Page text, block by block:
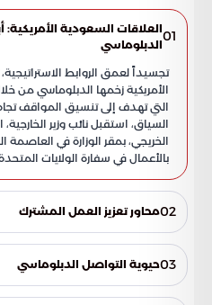
01العلاقات السعودية الأمريكية:
الدبلوماسي
تجسيداً لعمق الروابط
الأمريكية زخمها الدبلوماسي من
التي تهدف إلى تنسيق المواقف
السياق، استقبل نائب وزير
الخريجي، بمقر الوزارة في العاصمة
بالأعمال في سفارة الولايات
02محاور تعزيز العمل المشترك
التركيز على الملفات ذات الأولوية
لكل من الرياض وواشنطن.
03حيوية التواصل الدبلوماسي